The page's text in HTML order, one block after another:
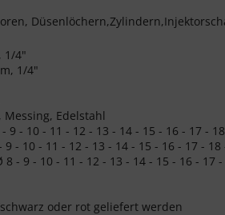
1/4"
1/4"
Edelstahl
- 10 - 11 - 12 - 13 - 14 - 15 - 16 - 17 -
- 10 - 11 - 12 - 13 - 14 - 15 - 16 - 17 - 18
- 9 - 10 - 11 - 12 - 13 - 14 - 15 - 16 - 17
oder rot geliefert werden